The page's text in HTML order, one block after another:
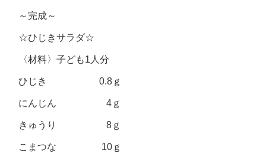
～完成～
☆ひじきサラダ☆
〈材料〉子ども1人分
ひじき 0.8ｇ
にんじん 4ｇ
きゅうり 8ｇ
こまつな 10ｇ